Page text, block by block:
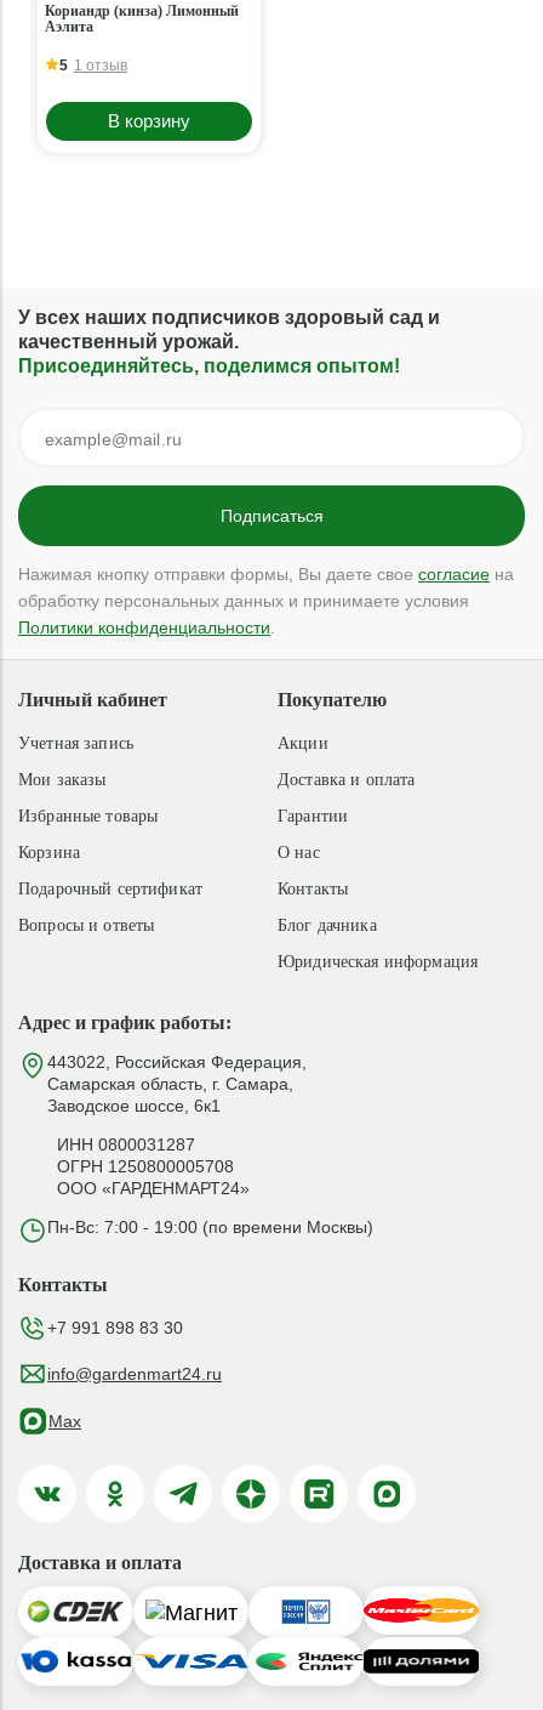
Кориандр (кинза) Лимонный
Аэлита
5 1 отзыв
В корзину
У всех наших подписчиков здоровый сад и
качественный урожай.
Присоединяйтесь, поделимся опытом!
Нажимая кнопку отправки формы, Вы даете свое согласие на
обработку персональных данных и принимаете условия
Политики конфиденциальности
Адрес и график работы:
443022, Российская Федерация,
Самарская область, г. Самара,
Заводское шоссе, 6к1
ИНН 0800031287
ОГРН 1250800005708
ООО «ГАРДЕНМАРТ24»
Пн-Вс: 7:00 - 19:00 (по времени Москвы)
Покупателю
Акции
Доставка и оплата
Гарантии
О нас
Контакты
Блог дачника
Юридическая информация
Личный кабинет
Учетная запись
Мои заказы
Избранные товары
Корзина
Подарочный сертификат
Вопросы и ответы
Контакты
+7 991 898 83 30
info@gardenmart24.ru
Max
Доставка и оплата